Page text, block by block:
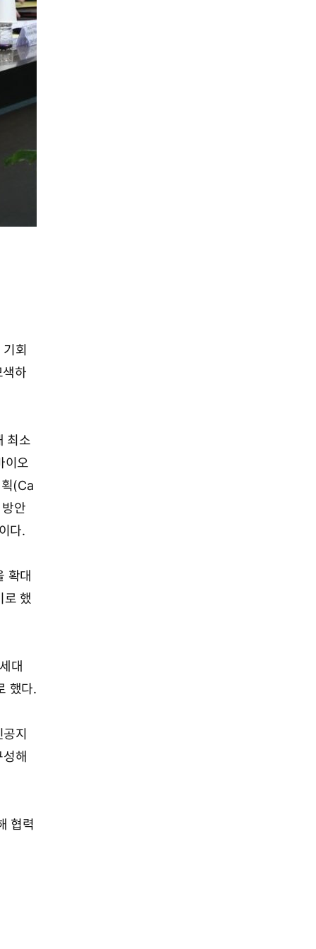
회
하
최소
이오
(Ca
안
다.
확대
로 했
대
했다.
지
해
협력